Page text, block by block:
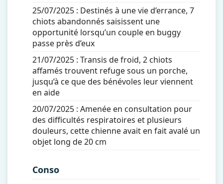
25/07/2025 : Destinés à une vie d’errance, 7
chiots abandonnés saisissent une
opportunité lorsqu’un couple en buggy
passe près d’eux
21/07/2025 : Transis de froid, 2 chiots
affamés trouvent refuge sous un porche,
jusqu’à ce que des bénévoles leur viennent
en aide
20/07/2025 : Amenée en consultation pour
des difficultés respiratoires et plusieurs
douleurs, cette chienne avait en fait avalé un
objet long de 20 cm
Conso